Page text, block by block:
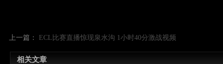
上一篇： ECL比赛直播惊现泉水沟 1小时40分激战视频
相关文章